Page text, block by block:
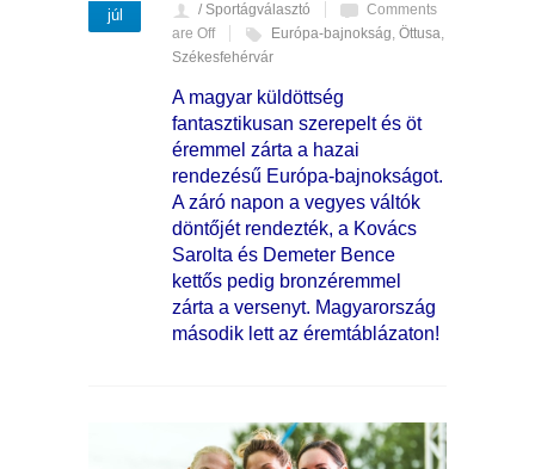
júl / Sportágválasztó
Comments
are Off
Európa-bajnokság, Öttusa,
Székesfehérvár
A magyar küldöttség
fantasztikusan szerepelt és öt
éremmel zárta a hazai
rendezésű Európa-bajnokságot.
A záró napon a vegyes váltók
döntőjét rendezték, a Kovács
Sarolta és Demeter Bence
kettős pedig bronzéremmel
zárta a versenyt. Magyarország
második lett az éremtáblázaton!